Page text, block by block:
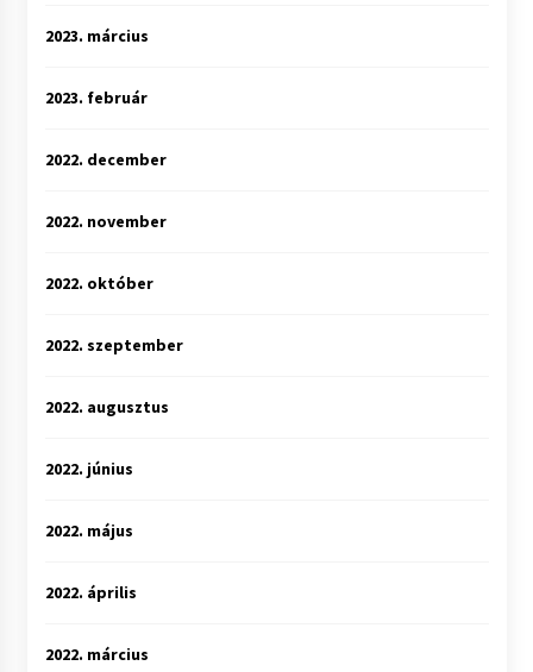
2023. március
2023. február
2022. december
2022. november
2022. október
2022. szeptember
2022. augusztus
2022. június
2022. május
2022. április
2022. március